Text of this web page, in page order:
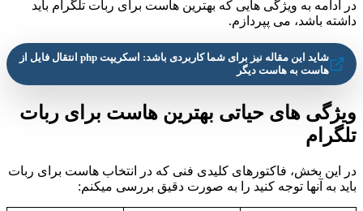
در ادامه به ویژگی هایی که بهترین هاست برای ربات تلگرام باید
داشته باشد، می پپردازم.
شاید این مقاله نیز برای شما کاربردی باشد: اسکریپت php انتقال فایل از
هاست به هاست دیگر
ویژگی های حیاتی بهترین هاست برای ربات
تلگرام
در این بخش، فاکتورهای کلیدی فنی که در انتخاب هاست برای ربات
باید به آنها توجه کنید را به صورت دقیق بررسی میکنم: